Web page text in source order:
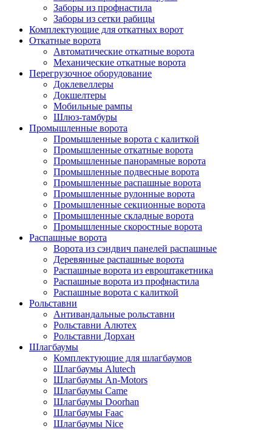
Заборы из профнастила
Заборы из сетки рабицы
Комплектующие для откатных ворот
Откатные ворота
Автоматические откатные ворота
Механические откатные ворота
Перегрузочное оборудование
Доклевеллеры
Докшелтеры
Мобильные рампы
Шлюз-тамбуры
Промышленные ворота
Промышленные ворота с калиткой
Промышленные откатные ворота
Промышленные панорамные ворота
Промышленные подвесные ворота
Промышленные распашные ворота
Промышленные рулонные ворота
Промышленные секционные ворота
Промышленные складные ворота
Промышленные скоростные ворота
Распашные ворота
Ворота из сэндвич панелей распашные
Деревянные распашные ворота
Распашные ворота из евроштакетника
Распашные ворота из профнастила
Распашные ворота с калиткой
Рольставни
Антивандальные рольставни
Рольставни Алютех
Рольставни Дорхан
Шлагбаумы
Комплектующие для шлагбаумов
Шлагбаумы Alutech
Шлагбаумы An-Motors
Шлагбаумы Came
Шлагбаумы Doorhan
Шлагбаумы Faac
Шлагбаумы Nice